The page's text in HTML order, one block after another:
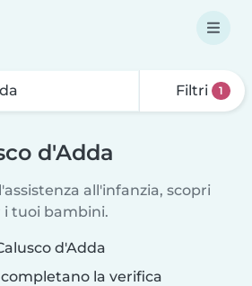
Filtri 1
d'Adda
all'infanzia, scopri
tuoi bambini.
d'Adda
la verifica